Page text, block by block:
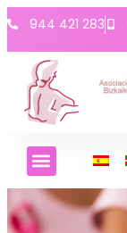
944 421 283